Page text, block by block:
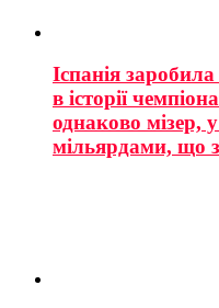
Іспанія
в історії
однаково мізер,
мільярдами, що